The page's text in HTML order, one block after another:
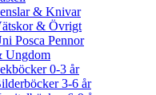
& Knivar
& Övrigt
Posca Pennor
Ungdom
0-3 år
3-6 år